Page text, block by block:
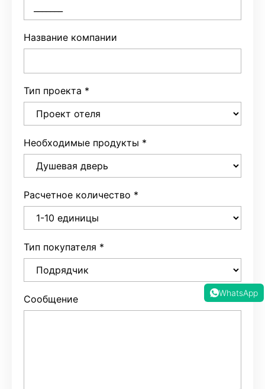
По остановке Автор:
Название компании
Тип проекта *
Необходимые продукты *
Расчетное количество *
Тип покупателя *
Сообщение
WhatsApp